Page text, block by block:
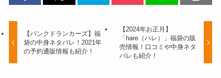
【パンクドランカーズ】福
袋の中身ネタバレ！2021年
の予約通販情報も紹介！
【2024年お正月】
「hare（ハレ）」福袋の販
売情報！口コミや中身ネタ
バレも紹介！